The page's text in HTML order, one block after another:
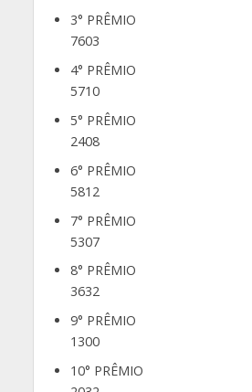
3° PRÊMIO
7603
4° PRÊMIO
5710
5° PRÊMIO
2408
6° PRÊMIO
5812
7° PRÊMIO
5307
8° PRÊMIO
3632
9° PRÊMIO
1300
10° PRÊMIO